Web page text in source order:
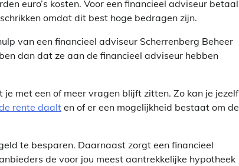
euro’s kosten. Voor een financieel adviseur betaal
omdat dit best hoge bedragen zijn.
van een financieel adviseur Scherrenberg Beheer
dan dat ze aan de financieel adviseur hebben
met een of meer vragen blijft zitten. Zo kan je jezelf
rente daalt en of er een mogelijkheid bestaat om de
te besparen. Daarnaast zorgt een financieel
de voor jou meest aantrekkelijke hypotheek